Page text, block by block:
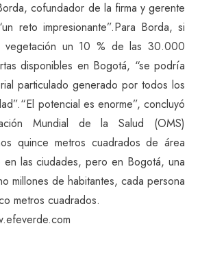
cofundador de la firma y gerente
reto impresionante”.Para Borda, si
un 10 % de las 30.000
disponibles en Bogotá, “se podría
particulado generado por todos los
potencial es enorme”, concluyó
Mundial de la Salud (OMS)
quince metros cuadrados de área
las ciudades, pero en Bogotá, una
millones de habitantes, cada persona
metros cuadrados.